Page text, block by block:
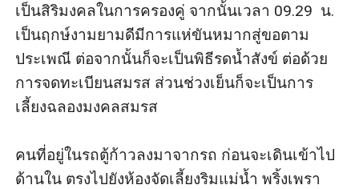
เป็นสิริมงคลในการครองคู่ จากนั้นเวลา 09.29  น.
เป็นฤกษ์งามยามดีมีการแห่ขันหมากสู่ขอตาม
ประเพณี ต่อจากนั้นก็จะเป็นพิธีรดน้ำสังข์ ต่อด้วย
การจดทะเบียนสมรส ส่วนช่วงเย็นก็จะเป็นการ
เลี้ยงฉลองมงคลสมรส
คนที่อยู่ในรถตู้ก้าวลงมาจากรถ ก่อนจะเดินเข้าไป
ด้านใน ตรงไปยังห้องจัดเลี้ยงริมแม่น้ำ พริ้งเพรา